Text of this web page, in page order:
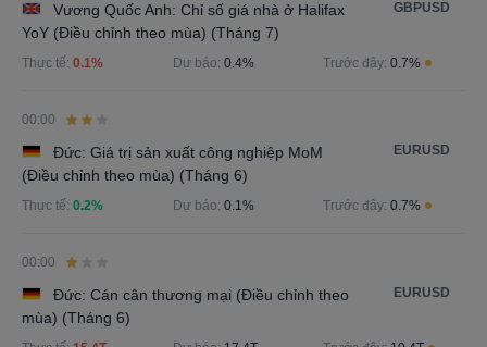
Vương Quốc Anh: Chỉ số giá nhà ở Halifax
YoY (Điều chỉnh theo mùa) (Tháng 7)
GBPUSD
Thực tế: 0.1% Dự báo: 0.4% Trước đây: 0.7%
00:00
Đức: Giá trị sản xuất công nghiệp MoM
(Điều chỉnh theo mùa) (Tháng 6)
EURUSD
Thực tế: 0.2% Dự báo: 0.1% Trước đây: 0.7%
00:00
Đức: Cán cân thương mại (Điều chỉnh theo
mùa) (Tháng 6)
EURUSD